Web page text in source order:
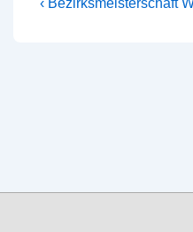
‹ Bezirksmeisterschaft